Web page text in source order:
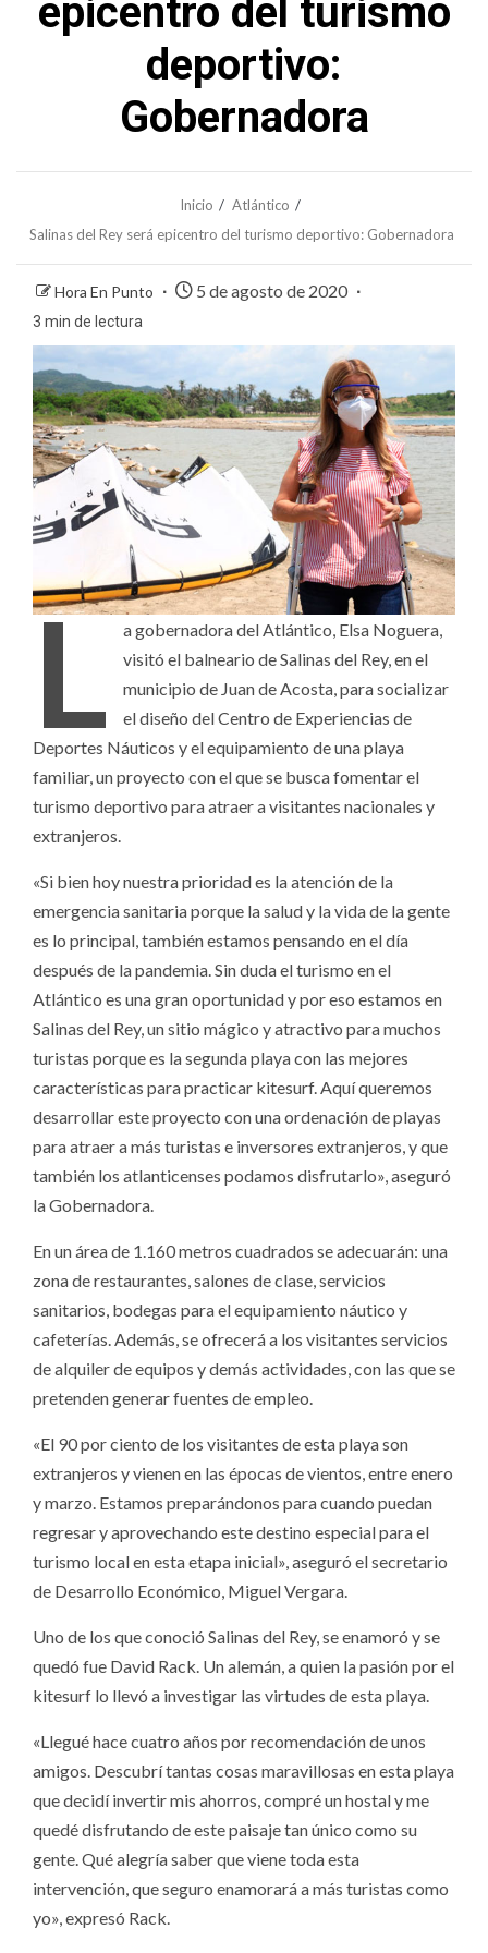
epicentro del turismo
deportivo:
Gobernadora
Inicio
Atlántico
Salinas del Rey será epicentro del turismo deportivo: Gobernadora
Hora En Punto 5 de agosto de 2020
3 min de lectura
L
a gobernadora del Atlántico, Elsa Noguera,
visitó el balneario de Salinas del Rey, en el
municipio de Juan de Acosta, para socializar
el diseño del Centro de Experiencias de
Deportes Náuticos y el equipamiento de una playa
familiar, un proyecto con el que se busca fomentar el
turismo deportivo para atraer a visitantes nacionales y
extranjeros.
«Si bien hoy nuestra prioridad es la atención de la
emergencia sanitaria porque la salud y la vida de la gente
es lo principal, también estamos pensando en el día
después de la pandemia. Sin duda el turismo en el
Atlántico es una gran oportunidad y por eso estamos en
Salinas del Rey, un sitio mágico y atractivo para muchos
turistas porque es la segunda playa con las mejores
características para practicar kitesurf. Aquí queremos
desarrollar este proyecto con una ordenación de playas
para atraer a más turistas e inversores extranjeros, y que
también los atlanticenses podamos disfrutarlo», aseguró
la Gobernadora.
En un área de 1.160 metros cuadrados se adecuarán: una
zona de restaurantes, salones de clase, servicios
sanitarios, bodegas para el equipamiento náutico y
cafeterías. Además, se ofrecerá a los visitantes servicios
de alquiler de equipos y demás actividades, con las que se
pretenden generar fuentes de empleo.
«El 90 por ciento de los visitantes de esta playa son
extranjeros y vienen en las épocas de vientos, entre enero
y marzo. Estamos preparándonos para cuando puedan
regresar y aprovechando este destino especial para el
turismo local en esta etapa inicial», aseguró el secretario
de Desarrollo Económico, Miguel Vergara.
Uno de los que conoció Salinas del Rey, se enamoró y se
quedó fue David Rack. Un alemán, a quien la pasión por el
kitesurf lo llevó a investigar las virtudes de esta playa.
«Llegué hace cuatro años por recomendación de unos
amigos. Descubrí tantas cosas maravillosas en esta playa
que decidí invertir mis ahorros, compré un hostal y me
quedé disfrutando de este paisaje tan único como su
gente. Qué alegría saber que viene toda esta
intervención, que seguro enamorará a más turistas como
yo», expresó Rack.